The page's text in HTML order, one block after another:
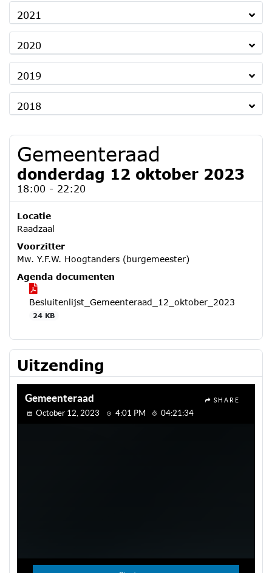
2021
2020
2019
2018
Gemeenteraad
donderdag 12 oktober 2023
18:00 - 22:20
Locatie
Raadzaal
Voorzitter
Mw. Y.F.W. Hoogtanders (burgemeester)
Agenda documenten
Besluitenlijst_Gemeenteraad_12_oktober_2023
24 KB
Uitzending